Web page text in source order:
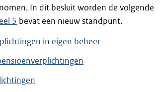
In dit besluit worden de volgende
5 bevat een nieuw standpunt.
in eigen beheer